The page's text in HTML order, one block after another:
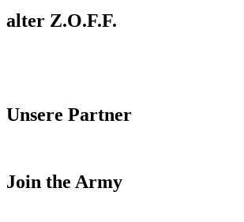
alter Z.O.F.F.
Unsere Partner
Join the Army